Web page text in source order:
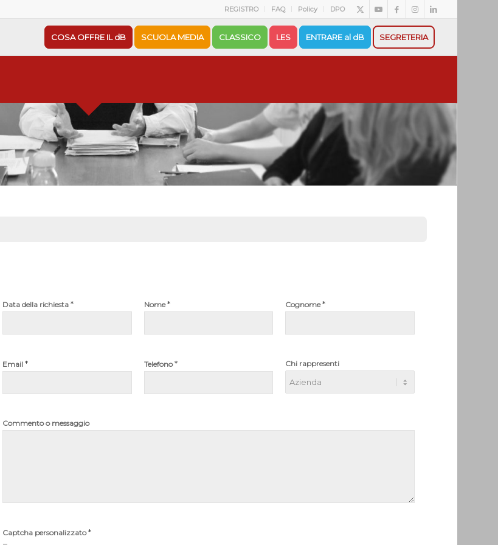
REGISTRO FAQ Policy DPO
COSA OFFRE IL dB SCUOLA MEDIA CLASSICO LES ENTRARE al dB SEGRETERIA
Data della richiesta* Nome* Cognome*
Email* Telefono* Chi rappresenti
Commento o messaggio
o
Captcha personalizzato*